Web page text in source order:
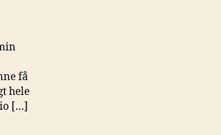
stået
på
og
en
masse
David
få
hele
[…]